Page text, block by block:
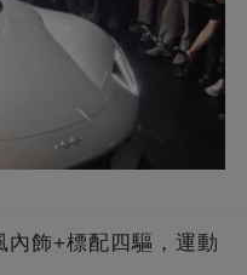
內飾+標配四驅，運動